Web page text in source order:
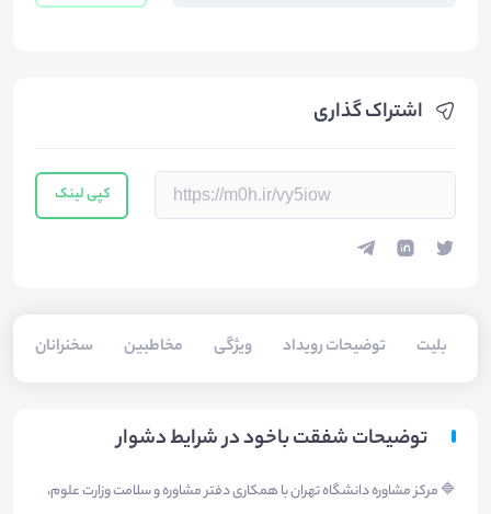
اشتراک گذاری
کپی لینک
بلیت‌ توضیحات رویداد ویژگی مخاطبین سخنرانان
توضیحات شفقت باخود در شرايط دشوار
🔷 مرکز مشاوره دانشگاه تهران با همکاری دفتر مشاوره و سلامت وزارت علوم،